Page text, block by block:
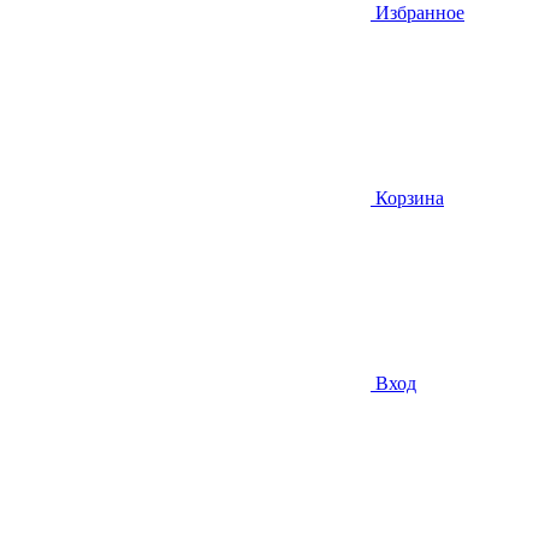
Избранное
Корзина
Вход